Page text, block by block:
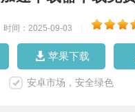
时间：2025-09-03
苹果下载
安卓市场，安全绿色